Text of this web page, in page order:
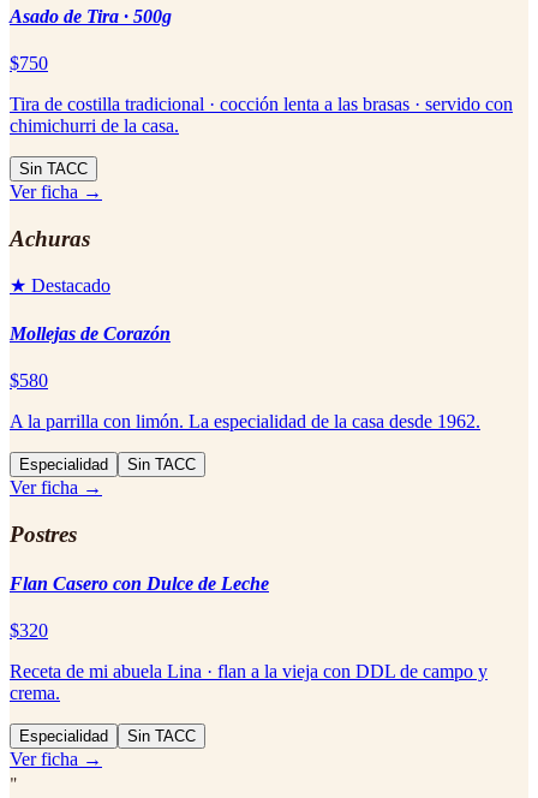
Asado de Tira · 500g
$750
Tira de costilla tradicional · cocción lenta a las brasas · servido con
chimichurri de la casa.
Sin TACC
Ver ficha →
Achuras
★ Destacado
Mollejas de Corazón
$580
A la parrilla con limón. La especialidad de la casa desde 1962.
Especialidad Sin TACC
Ver ficha →
Postres
Flan Casero con Dulce de Leche
$320
Receta de mi abuela Lina · flan a la vieja con DDL de campo y
crema.
Especialidad Sin TACC
Ver ficha →
"